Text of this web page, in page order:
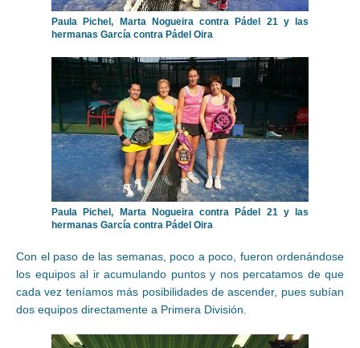
Paula Pichel, Marta Nogueira contra Pádel 21 y las
hermanas García contra Pádel Oira
Paula Pichel, Marta Nogueira contra Pádel 21 y las
hermanas García contra Pádel Oira
Con el paso de las semanas, poco a poco, fueron ordenándose
los equipos al ir acumulando puntos y nos percatamos de que
cada vez teníamos más posibilidades de ascender, pues subían
dos equipos directamente a Primera División.